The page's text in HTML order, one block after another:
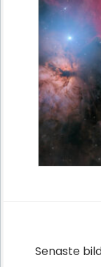
Senaste